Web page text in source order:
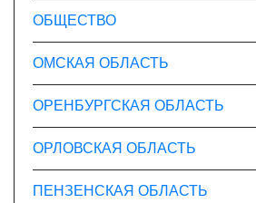
ОБЩЕСТВО
ОМСКАЯ ОБЛАСТЬ
ОРЕНБУРГСКАЯ ОБЛАСТЬ
ОРЛОВСКАЯ ОБЛАСТЬ
ПЕНЗЕНСКАЯ ОБЛАСТЬ